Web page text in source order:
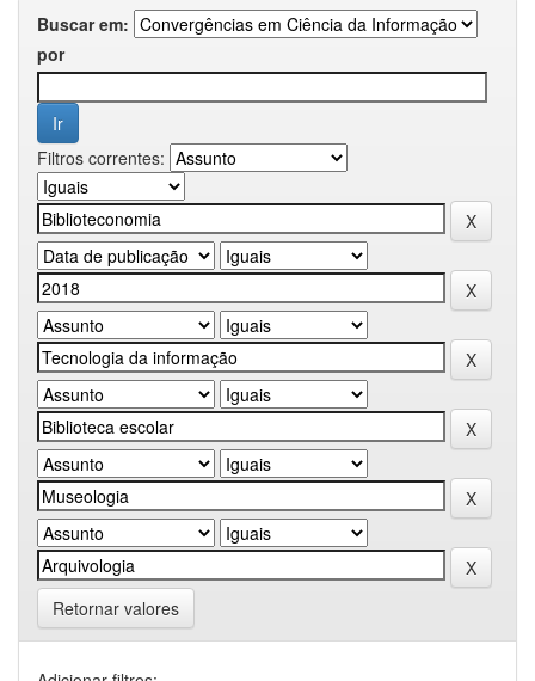
Buscar em:
por
Filtros correntes:
Retornar valores